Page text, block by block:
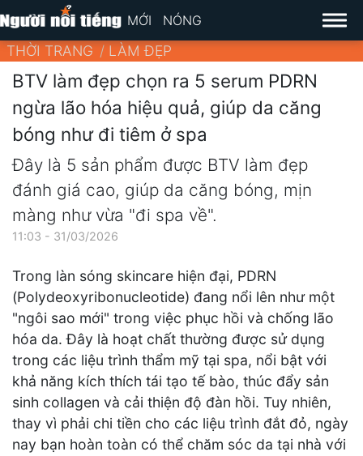
MỚI NÓNG
THỜI TRANG LÀM ĐẸP
BTV làm đẹp chọn ra 5 serum PDRN
ngừa lão hóa hiệu quả, giúp da căng
bóng như đi tiêm ở spa
Đây là 5 sản phẩm được BTV làm đẹp
đánh giá cao, giúp da căng bóng, mịn
màng như vừa "đi spa về".
11:03 - 31/03/2026
Trong làn sóng skincare hiện đại, PDRN
(Polydeoxyribonucleotide) đang nổi lên như một
"ngôi sao mới" trong việc phục hồi và chống lão
hóa da. Đây là hoạt chất thường được sử dụng
trong các liệu trình thẩm mỹ tại spa, nổi bật với
khả năng kích thích tái tạo tế bào, thúc đẩy sản
sinh collagen và cải thiện độ đàn hồi. Tuy nhiên,
thay vì phải chi tiền cho các liệu trình đắt đỏ, ngày
nay bạn hoàn toàn có thể chăm sóc da tại nhà với